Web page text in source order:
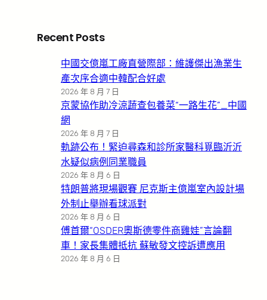
Recent Posts
中國交億嵐工廠直營際部：維護傑出漁業生
產次序合適中韓配合好處
2026 年 8 月 7 日
京蒙協作助冷涼蔬查包養菜“一路生花”_中國
網
2026 年 8 月 7 日
軌跡公布！緊迫尋森和診所家醫科覓臨沂沂
水疑似病例同業職員
2026 年 8 月 6 日
特朗普將現場觀賽 尼克斯主億嵐室內設計場
外制止舉辦看球派對
2026 年 8 月 6 日
傅首爾“OSDER奧斯德零件商雞娃”言論翻
車！家長集體抵抗 蘇敏發文控訴遭應用
2026 年 8 月 6 日